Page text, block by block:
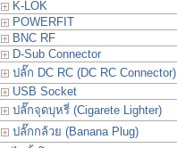
K-LOK
POWERFIT
BNC RF
D-Sub Connector
ปลั๊ก DC RC (DC RC Connector)
USB Socket
ปลั๊กจุดบุหรี่ (Cigarete Lighter)
ปลั๊กกล้วย (Banana Plug)